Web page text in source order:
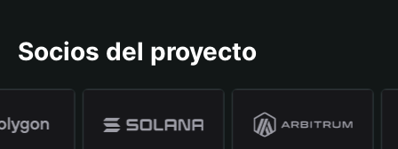
Socios del proyecto